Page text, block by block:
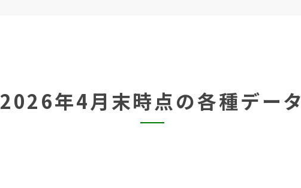
2026年4月末時点の各種データ